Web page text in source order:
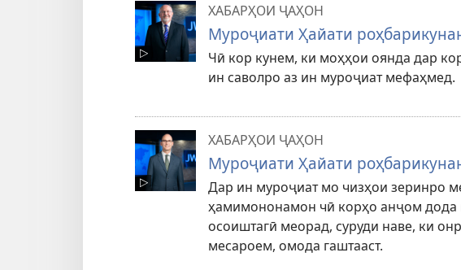
ХАБАРҲОИ ҶАҲОН
Муроҷиати Ҳайати
Чӣ кор кунем, ки моҳҳои оянда дар
ин саволро аз ин муроҷиат мефаҳмед.
ХАБАРҲОИ ҶАҲОН
Муроҷиати Ҳайати
Дар ин муроҷиат мо чизҳои зеринро
ҳамимононамон чӣ корҳо анҷом дода
осоиштагӣ меорад, суруди наве, ки
месароем, омода гаштааст.